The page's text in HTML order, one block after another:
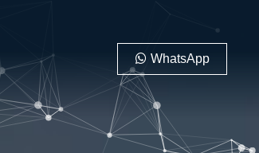
PENAL
WhatsApp